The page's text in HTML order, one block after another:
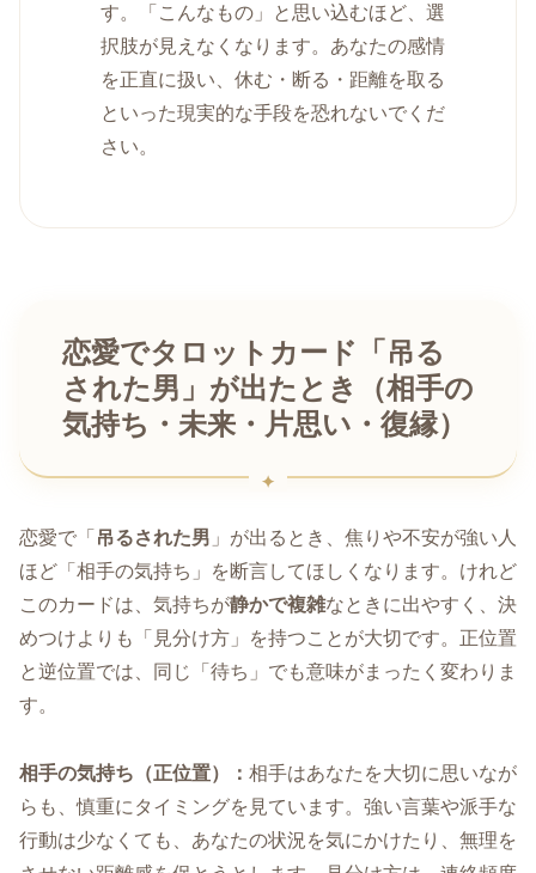
す。「こんなもの」と思い込むほど、選
択肢が見えなくなります。あなたの感情
を正直に扱い、休む・断る・距離を取る
といった現実的な手段を恐れないでくだ
さい。
恋愛でタロットカード「吊る
された男」が出たとき（相手の
気持ち・未来・片思い・復縁）
恋愛で「 吊るされた男 」が出るとき、焦りや不安が強い人
ほど「相手の気持ち」を断言してほしくなります。けれど
このカードは、気持ちが静かで複雑なときに出やすく、決
めつけよりも「見分け方」を持つことが大切です。正位置
と逆位置では、同じ「待ち」でも意味がまったく変わりま
す。
相手の気持ち（正位置）： 相手はあなたを大切に思いなが
らも、慎重にタイミングを見ています。強い言葉や派手な
行動は少なくても、あなたの状況を気にかけたり、無理を